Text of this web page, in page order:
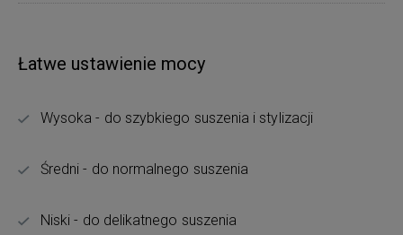
Łatwe ustawienie mocy
Wysoka - do szybkiego suszenia i stylizacji
Średni - do normalnego suszenia
Niski - do delikatnego suszenia